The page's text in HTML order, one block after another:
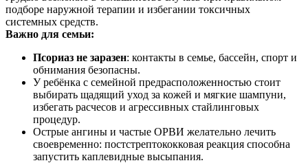
подборе наружной терапии и избегании токсичных
системных средств.
Важно для семьи:
Псориаз не заразен: контакты в семье, бассейн, спорт и
обнимания безопасны.
У ребёнка с семейной предрасположенностью стоит
выбирать щадящий уход за кожей и мягкие шампуни,
избегать расчесов и агрессивных стайлинговых
процедур.
Острые ангины и частые ОРВИ желательно лечить
своевременно: постстрептококковая реакция способна
запустить каплевидные высыпания.